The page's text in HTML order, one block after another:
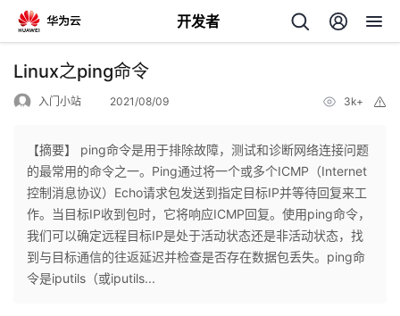
开发者
返
个
人
我
Linux之ping命令
入门小站 2021/08/09 3k+
【摘要】 ping命令是用于排除故障，测试和诊断网络连接问题
的最常用的命令之一。Ping通过将一个或多个ICMP（Internet
控制消息协议）Echo请求包发送到指定目标IP并等待回复来工
作。当目标IP收到包时，它将响应ICMP回复。使用ping命令，
我们可以确定远程目标IP是处于活动状态还是非活动状态，找
到与目标通信的往返延迟并检查是否存在数据包丢失。ping命
令是iputils（或iputils...